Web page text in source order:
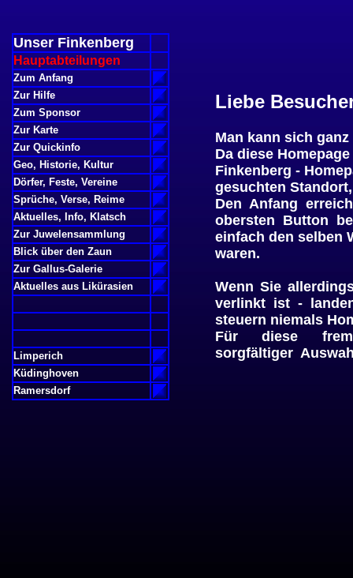
Liebe
Man kann sich
Da diese
Finkenberg -
gesuchten
Den Anfang
obersten Button
einfach den selben
waren.
Wenn Sie
verlinkt ist -
steuern niemals
Für diese
sorgfältiger
Unser Finkenberg
Hauptabteilungen
Zum Anfang
Zur Hilfe
Zum Sponsor
Zur Karte
Zur Quickinfo
Geo, Historie, Kultur
Dörfer, Feste, Vereine
Sprüche, Verse, Reime
Aktuelles, Info, Klatsch
Zur Juwelensammlung
Blick über den Zaun
Zur Gallus-Galerie
Aktuelles aus Likürasien
Limperich
Küdinghoven
Ramersdorf